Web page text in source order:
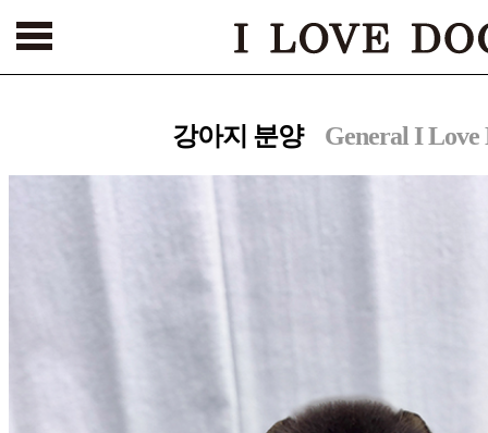
[해외강아지 분양 바로가
강아지 분양 General I Love